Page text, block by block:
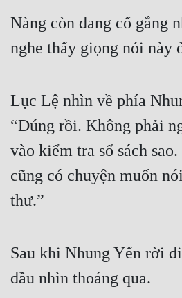
Nàng còn đang cố gắng
nghe thấy giọng nói này
Lục Lệ nhìn về phía
“Đúng rồi. Không phải
vào kiểm tra sổ sách
cũng có chuyện muốn
thư.”
Sau khi Nhung Yến rời
đầu nhìn thoáng qua.